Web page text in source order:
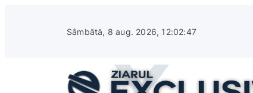
Sâmbătă, 8 aug. 2026, 12:02:48